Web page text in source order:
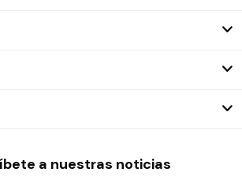
a nuestras noticias